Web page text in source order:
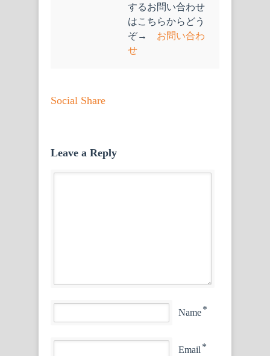
するお問い合わせ
はこちらからどう
ぞ→ お問い合わ
せ
Social Share
Leave a Reply
Name*
Email *